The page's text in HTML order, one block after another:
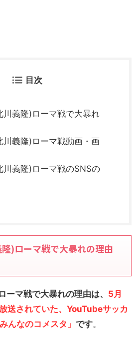
目次
川義隆)ローマ戦で大暴れ
川義隆)ローマ戦動画・画
川義隆)ローマ戦のSNSの
)ローマ戦で大暴れの理由
ーマ戦で大暴れの理由は、 5月
送されていた、YouTubeサッカ
んなのコメスタ」 です。